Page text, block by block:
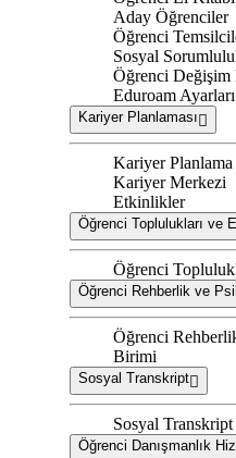
Aday Öğrenciler
Öğrenci
Sosyal
Öğrenci Değişim
Eduroam Ayarları
Kariyer Planlaması
Kariyer
Kariyer Merkezi
Etkinlikler
Öğrenci Toplulukları ve
Öğrenci
Öğrenci Rehberlik ve
Öğrenci
Birimi
Sosyal Transkript
Sosyal Transkript
Öğrenci Danışmanlık